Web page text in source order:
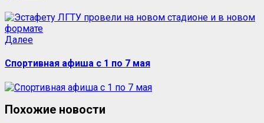
ДалееСледующая
Спортивная афиша с 1 по 7 мая
Похожие новости